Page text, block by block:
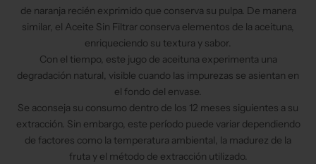
de naranja recién exprimido que conserva su pulpa. De manera
similar, el Aceite Sin Filtrar conserva elementos de la aceituna,
enriqueciendo su textura y sabor.
Con el tiempo, este jugo de aceituna experimenta una
degradación natural, visible cuando las impurezas se asientan en
el fondo del envase.
Se aconseja su consumo dentro de los 12 meses siguientes a su
extracción. Sin embargo, este período puede variar dependiendo
de factores como la temperatura ambiental, la madurez de la
fruta y el método de extracción utilizado.